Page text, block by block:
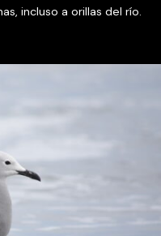
incluso a orillas del río.